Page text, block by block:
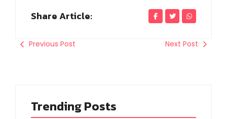
Share Article:
Previous Post Next Post
Trending Posts